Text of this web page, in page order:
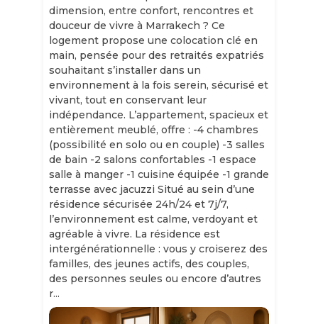
dimension, entre confort, rencontres et
douceur de vivre à Marrakech ? Ce
logement propose une colocation clé en
main, pensée pour des retraités expatriés
souhaitant s’installer dans un
environnement à la fois serein, sécurisé et
vivant, tout en conservant leur
indépendance. L’appartement, spacieux et
entièrement meublé, offre : -4 chambres
(possibilité en solo ou en couple) -3 salles
de bain -2 salons confortables -1 espace
salle à manger -1 cuisine équipée -1 grande
terrasse avec jacuzzi Situé au sein d’une
résidence sécurisée 24h/24 et 7j/7,
l’environnement est calme, verdoyant et
agréable à vivre. La résidence est
intergénérationnelle : vous y croiserez des
familles, des jeunes actifs, des couples,
des personnes seules ou encore d’autres
r...
Slide 1 of 11